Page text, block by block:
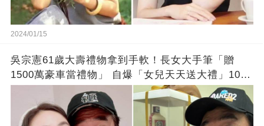
2024/01/15
吳宗憲61歲大壽禮物拿到手軟！長女大手筆「贈
1500萬豪車當禮物」 自爆「女兒天天送大禮」10年
徒弟也不甘示弱!